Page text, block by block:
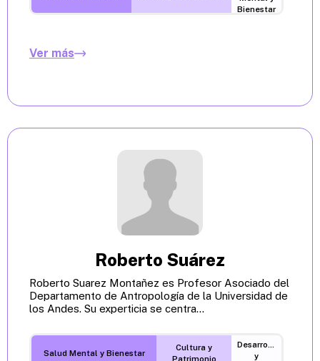
Bienestar
Ver más
Roberto Suárez
Roberto Suarez Montañez es Profesor Asociado del
Departamento de Antropología de la Universidad de
los Andes. Su experticia se centra...
Salud Mental y Bienestar
Cultura y
Patrimonio
Desarrollo
y